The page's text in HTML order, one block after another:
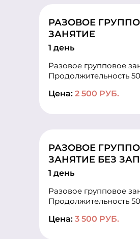
РАЗОВОЕ
ЗАНЯТИЕ
1 день
Разовое групповое
Продолжительность
Цена: 2 500 РУБ.
РАЗОВОЕ
ЗАНЯТИЕ БЕЗ
1 день
Разовое групповое
Продолжительность
Цена: 3 500 РУБ.